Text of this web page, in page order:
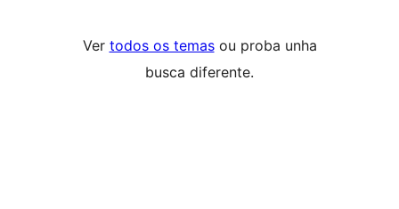
Ver todos os temasou proba unha
busca diferente.